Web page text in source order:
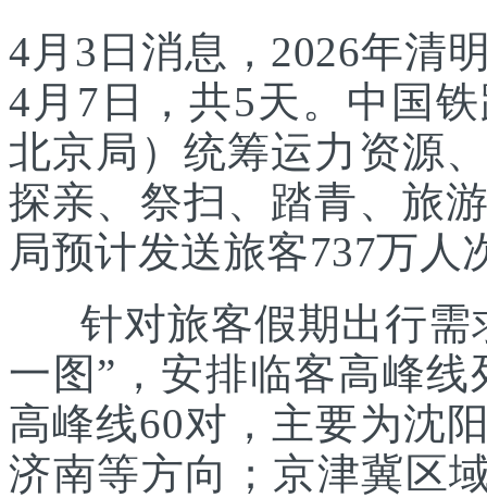
4月3日消息，2026年清
4月7日，共5天。中国
北京局）统筹运力资源
探亲、祭扫、踏青、旅
局预计发送旅客737万人
针对旅客假期出行需
一图”，安排临客高峰
高峰线60对，主要为沈
济南等方向；京津冀区